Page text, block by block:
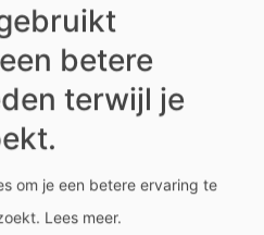
betere
terwijl je
om je een betere ervaring te
Lees meer.